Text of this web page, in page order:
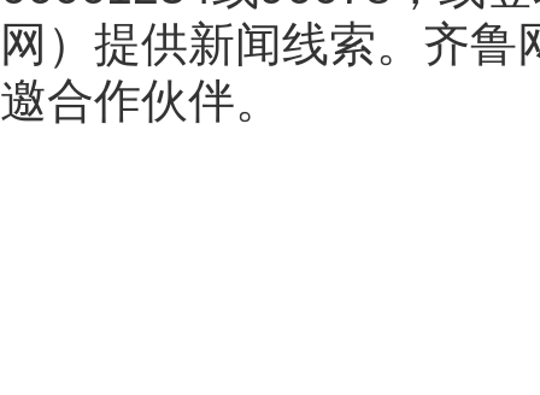
网 ）提供新闻线索。齐鲁
邀合作伙伴。